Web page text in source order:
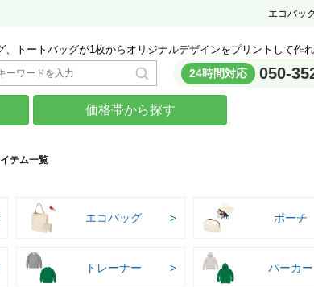
エコバッ
、トートバッグが1枚からオリジナルデザインをプリントして作
24時間対応 050-
価格帯から探す
テム一覧
エコバッグ ポーチ
トレーナー パーカー